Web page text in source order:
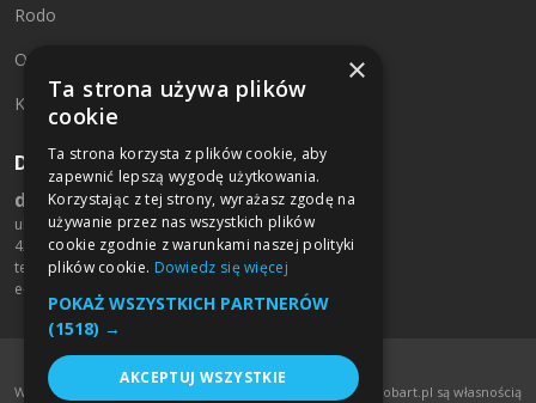
Rodo
O firmie
Kontakt
Dane kontaktowe:
drukarniamobart.pl
ul. św. Rocha 125/127
42-200 Częstochowa
tel. +48 790 709 459
e-mail:
Wszelkie treści umieszczone na stronie www.drukarniamobart.pl są własnością
×
Ta strona używa plików
cookie
Ta strona korzysta z plików cookie, aby
zapewnić lepszą wygodę użytkowania.
Korzystając z tej strony, wyrażasz zgodę na
używanie przez nas wszystkich plików
cookie zgodnie z warunkami naszej polityki
plików cookie. Dowiedz się więcej
POKAŻ WSZYSTKICH PARTNERÓW
(1518) →
AKCEPTUJ WSZYSTKIE